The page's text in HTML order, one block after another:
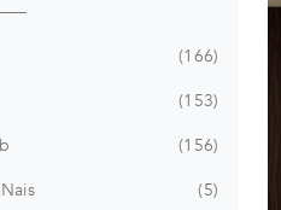
166
153
156
5